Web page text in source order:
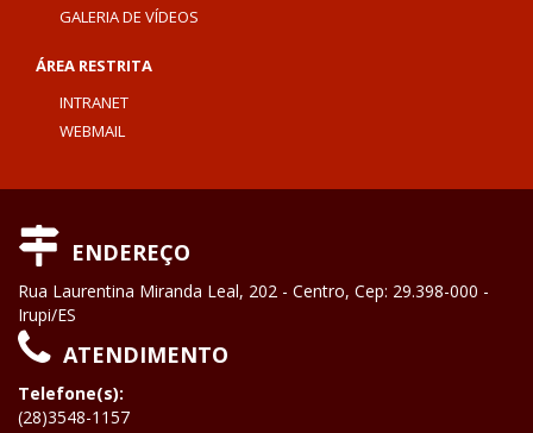
GALERIA DE VÍDEOS
ÁREA RESTRITA
INTRANET
WEBMAIL
ENDEREÇO
Rua Laurentina Miranda Leal, 202 - Centro, Cep: 29.398-000 -
Irupi/ES
ATENDIMENTO
Telefone(s):
(28)3548-1157